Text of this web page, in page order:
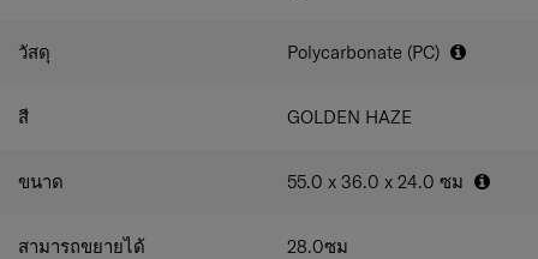
วัสดุ Polycarbonate (PC)
สี GOLDEN HAZE
ขนาด 55.0 x 36.0 x 24.0 ซม
สามารถขยายได้ 28.0ซม